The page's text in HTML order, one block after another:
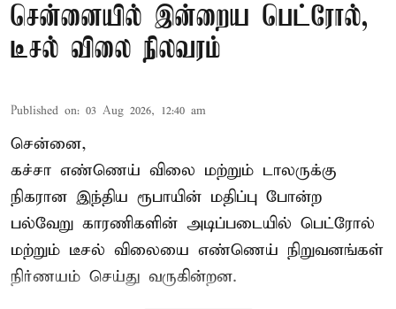
சென்னையில் இன்றைய பெட்ரோல்,
டீசல் விலை நிலவரம்
Published on: 03 Aug 2026, 12:40 am
சென்னை,
கச்சா எண்ணெய் விலை மற்றும் டாலருக்கு
நிகரான இந்திய ரூபாயின் மதிப்பு போன்ற
பல்வேறு காரணிகளின் அடிப்படையில் பெட்ரோல்
மற்றும் டீசல் விலையை எண்ணெய் நிறுவனங்கள்
நிர்ணயம் செய்து வருகின்றன.